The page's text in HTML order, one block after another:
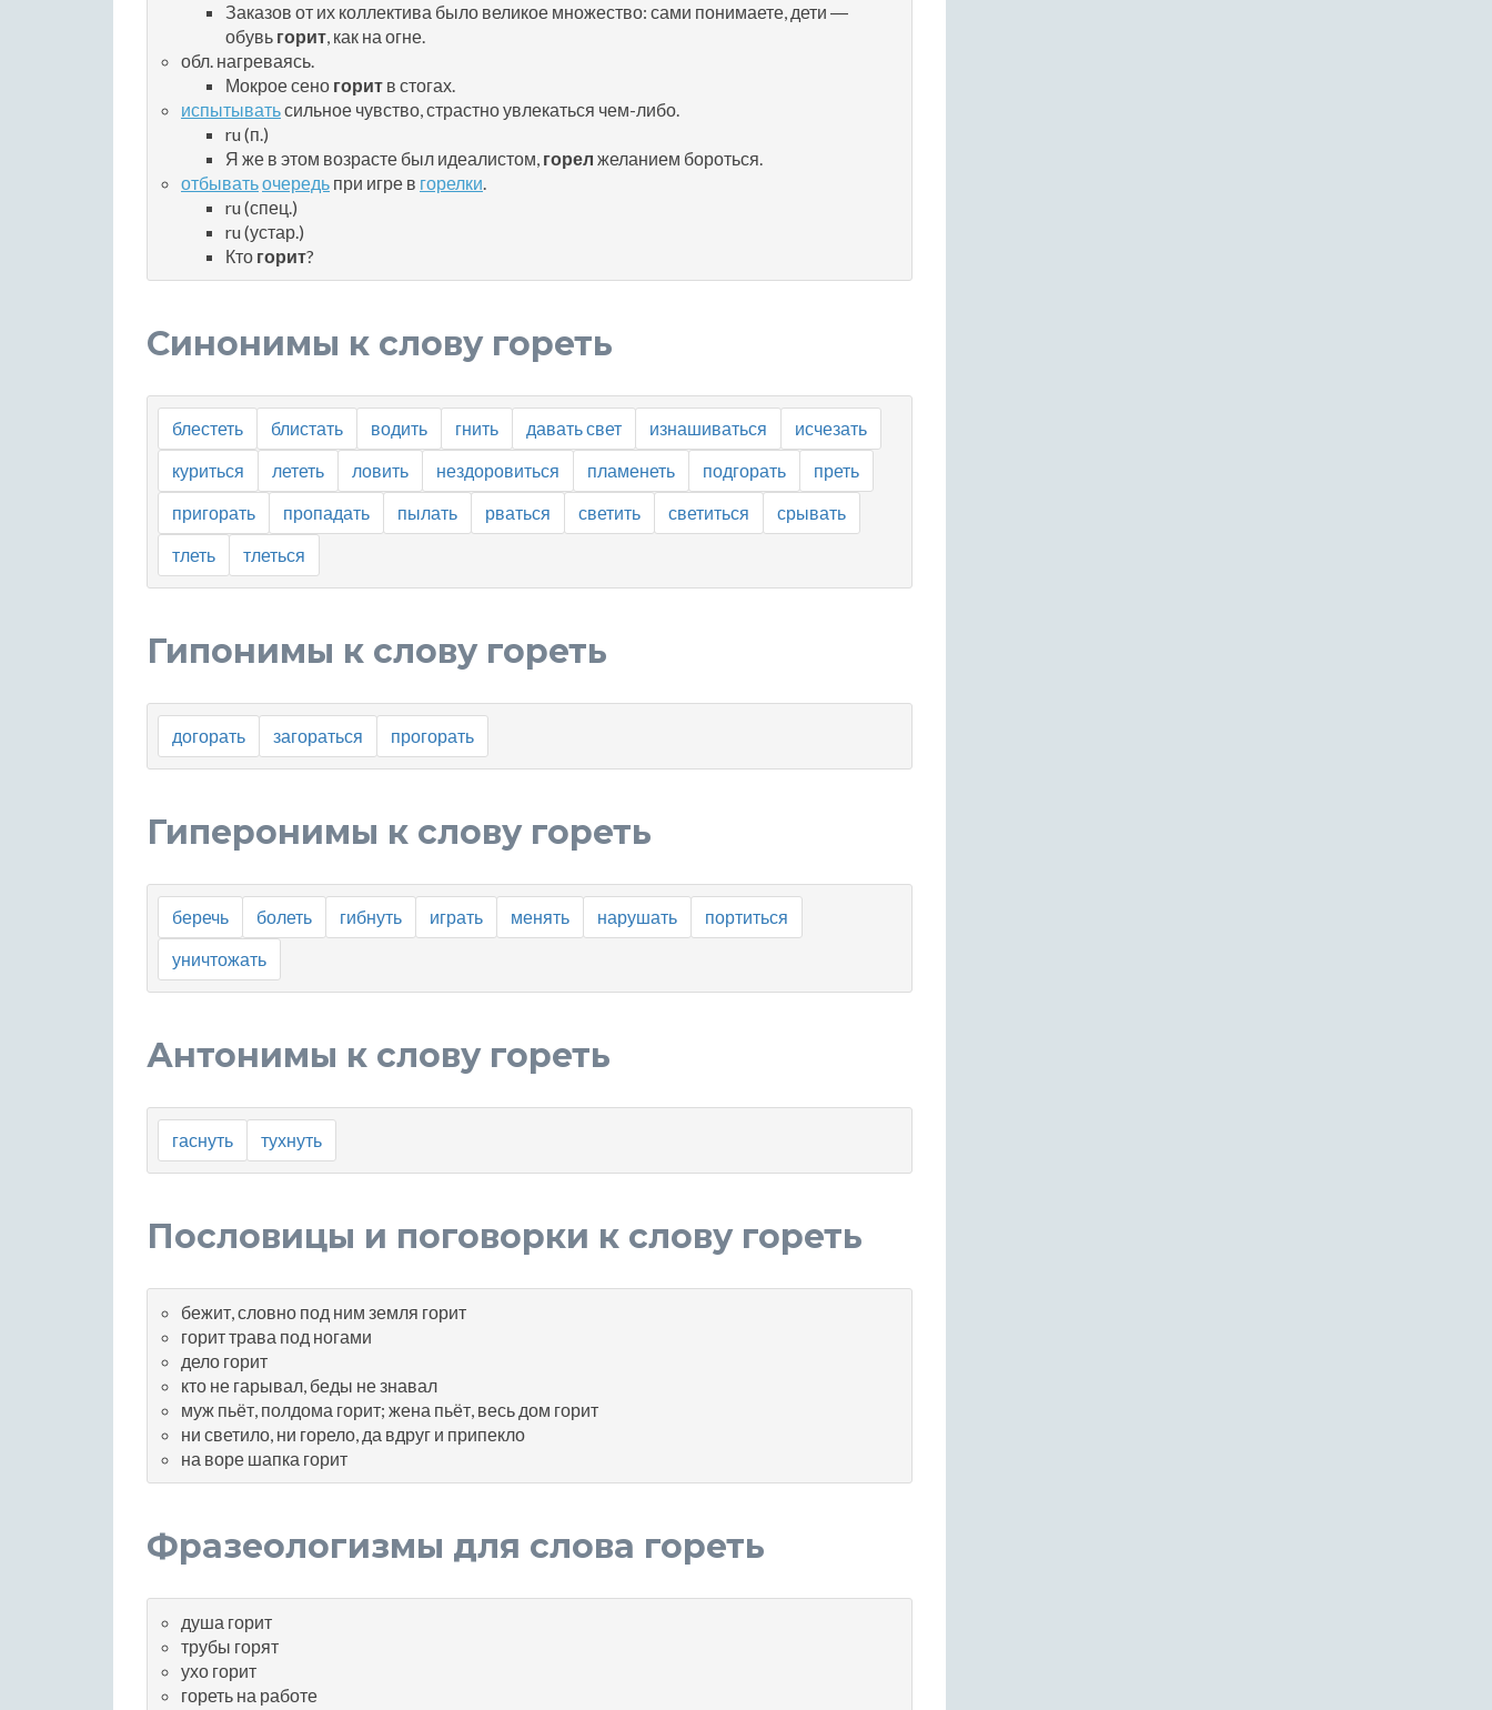
Заказов от их коллектива было великое множество: сами понимаете, дети ―
обувь горит, как на огне.
обл. нагреваясь.
Мокрое сено горит в стогах.
испытыватьсильное чувство, страстно увлекаться чем-либо.
ru (п.)
Я же в этом возрасте был идеалистом, горел желанием бороться.
отбыватьочередь при игре в горелки.
ru (спец.)
ru (устар.)
Кто горит?
Синонимы к слову гореть
блестеть блистать водить гнить давать свет изнашиваться
исчезать
куриться
лететь ловить нездоровиться пламенеть подгорать
преть
пригорать
пропадать пылать рваться светить светиться
срывать
тлеть
тлеться
Гипонимы к слову гореть
догорать загораться прогорать
Гиперонимы к слову гореть
беречь болеть гибнуть играть менять нарушать
портиться
уничтожать
Антонимы к слову гореть
гаснуть тухнуть
Пословицы и поговорки к слову гореть
бежит, словно под ним земля горит
горит трава под ногами
дело горит
кто не гарывал, беды не знавал
муж пьёт, полдома горит; жена пьёт, весь дом горит
ни светило, ни горело, да вдруг и припекло
на воре шапка горит
Фразеологизмы для слова гореть
душа горит
трубы горят
ухо горит
гореть на работе